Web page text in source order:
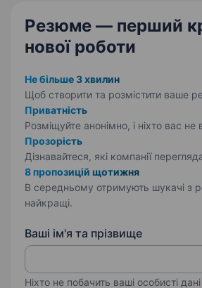
Резюме — перший
нової роботи
Не більше 3 хвилин
Щоб створити та розмістити ваше
Приватність
Розміщуйте анонімно, і ніхто вас не
Прозорість
Дізнавайтеся, які компанії
8 пропозицій щотижня
В середньому отримують шукачі з
найкращі.
Ваші ім'я та прізвище
Ніхто не побачить ваші особисті